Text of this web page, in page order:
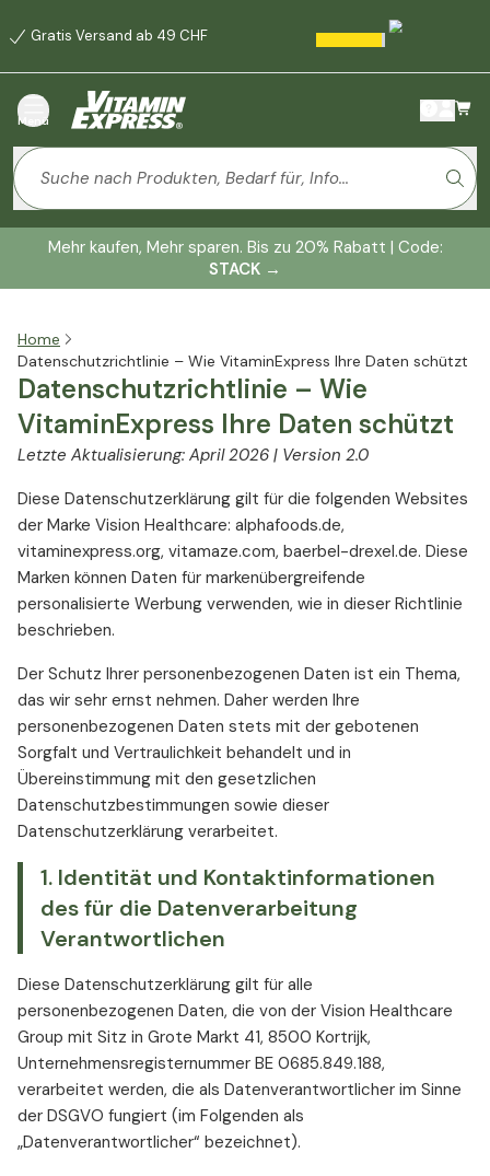
Gratis Versand ab 49 CHF
Menü
Mehr kaufen, Mehr sparen. Bis zu 20% Rabatt | Code:
STACK →
Home
Datenschutzrichtlinie – Wie VitaminExpress Ihre Daten schützt
Datenschutzrichtlinie – Wie
VitaminExpress Ihre Daten schützt
Letzte Aktualisierung: April 2026 | Version 2.0
Diese Datenschutzerklärung gilt für die folgenden Websites
der Marke Vision Healthcare: alphafoods.de,
vitaminexpress.org, vitamaze.com, baerbel-drexel.de. Diese
Marken können Daten für markenübergreifende
personalisierte Werbung verwenden, wie in dieser Richtlinie
beschrieben.
Der Schutz Ihrer personenbezogenen Daten ist ein Thema,
das wir sehr ernst nehmen. Daher werden Ihre
personenbezogenen Daten stets mit der gebotenen
Sorgfalt und Vertraulichkeit behandelt und in
Übereinstimmung mit den gesetzlichen
Datenschutzbestimmungen sowie dieser
Datenschutzerklärung verarbeitet.
1. Identität und Kontaktinformationen
des für die Datenverarbeitung
Verantwortlichen
Diese Datenschutzerklärung gilt für alle
personenbezogenen Daten, die von der Vision Healthcare
Group mit Sitz in Grote Markt 41, 8500 Kortrijk,
Unternehmensregisternummer BE 0685.849.188,
verarbeitet werden, die als Datenverantwortlicher im Sinne
der DSGVO fungiert (im Folgenden als
„Datenverantwortlicher“ bezeichnet).